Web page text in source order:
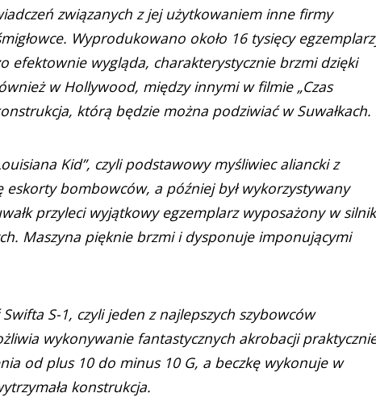
związanych z jej użytkowaniem inne firmy
Wyprodukowano około 16 tysięcy
efektownie wygląda, charakterystycznie brzmi dzięki
w Hollywood, między innymi w filmie „Czas
którą będzie można podziwiać w Suwałkach.
Kid”, czyli podstawowy myśliwiec aliancki z
eskorty bombowców, a później był wykorzystywany
przyleci wyjątkowy egzemplarz wyposażony w silnik
Maszyna pięknie brzmi i dysponuje imponującymi
S-1, czyli jeden z najlepszych szybowców
wykonywanie fantastycznych akrobacji
od plus 10 do minus 10 G, a beczkę wykonuje w
konstrukcja.